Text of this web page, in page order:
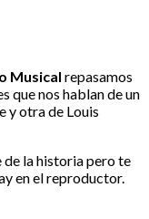
Musical repasamos
que nos hablan de un
y otra de Louis
la historia pero te
en el reproductor.